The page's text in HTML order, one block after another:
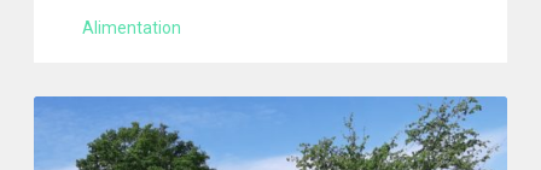
Alimentation